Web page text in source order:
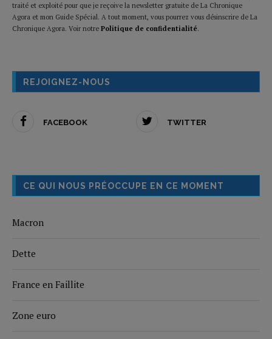
traité et exploité pour que je reçoive la newsletter gratuite de La Chronique
Agora et mon Guide Spécial. A tout moment, vous pourrez vous désinscrire de La
Chronique Agora. Voir notre Politique de confidentialité.
REJOIGNEZ-NOUS
FACEBOOK TWITTER
CE QUI NOUS PRÉOCCUPE EN CE MOMENT
Macron
Dette
France en Faillite
Zone euro